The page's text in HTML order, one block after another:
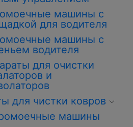
машины с
для водителя
машины с
водителя
для очистки
и
для чистки ковров
машины